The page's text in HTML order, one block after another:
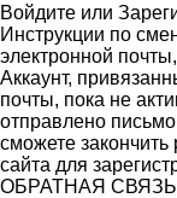
Войдите или
Инструкции по
электронной
Аккаунт,
почты, пока не
отправлено
сможете закончить
сайта для
ОБРАТНАЯ СВЯЗЬ